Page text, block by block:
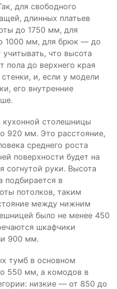
для свободного
длинных платьев
до 1750 мм, для
1000 мм, для брюк — до
что высота
пола до верхнего края
и, если у модели
его внутренние
кухонной столешницы
920 мм. Это расстояние,
среднего роста
поверхности будет на
согнутой руки. Высота
подбирается в
потолков, таким
между нижним
было не менее 450
шкафчики
900 мм.
тумб в основном
550 мм, а комодов в
низкие — от 850 до